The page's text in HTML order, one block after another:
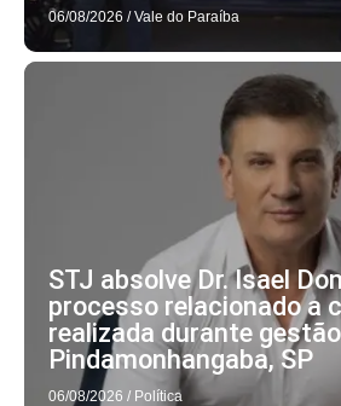
06/08/2026 / Vale do Paraíba
STJ absolve Dr. Isael
processo relacionado a
realizada durante
Pindamonhangaba, SP
06/08/2026 / Política